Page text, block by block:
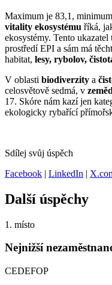
Maximum je 83,1,
vitality ekosystému říká,
ekosystémy. Tento
prostředí EPI a sám má
habitat, lesy, rybolov,
V oblasti biodiverzity a
celosvětově sedmá, v
17. Skóre nám kazí jen
ekologicky rybařící
Sdílej svůj úspěch
Facebook | LinkedIn |
Další úspěchy
1. místo
Nejnižší
CEDEFOP